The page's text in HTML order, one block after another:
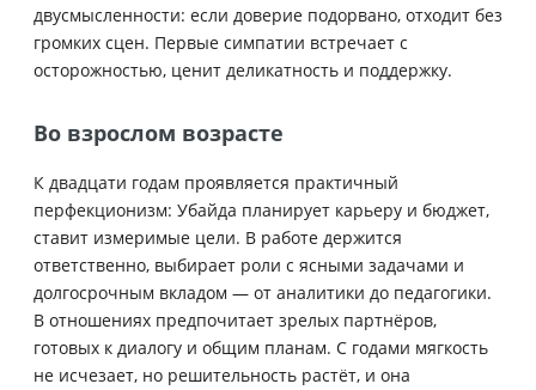
двусмысленности: если доверие подорвано, отходит без
громких сцен. Первые симпатии встречает с
осторожностью, ценит деликатность и поддержку.
Во взрослом возрасте
К двадцати годам проявляется практичный
перфекционизм: Убайда планирует карьеру и бюджет,
ставит измеримые цели. В работе держится
ответственно, выбирает роли с ясными задачами и
долгосрочным вкладом — от аналитики до педагогики.
В отношениях предпочитает зрелых партнёров,
готовых к диалогу и общим планам. С годами мягкость
не исчезает, но решительность растёт, и она